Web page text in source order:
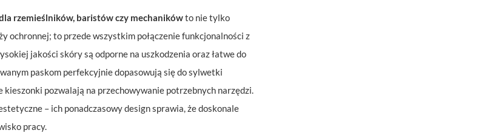
rzemieślników, baristów czy mechanikówto nie tylko
ochronnej; to przede wszystkim połączenie funkcjonalności z
jakości skóry są odporne na uszkodzenia oraz łatwe do
paskom perfekcyjnie dopasowują się do sylwetki
kieszonki pozwalają na przechowywanie potrzebnych narzędzi.
– ich ponadczasowy design sprawia, że doskonale
pracy.